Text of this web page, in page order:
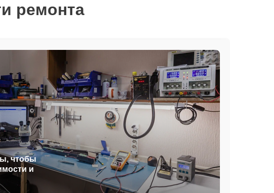
ремонта
чтобы
и